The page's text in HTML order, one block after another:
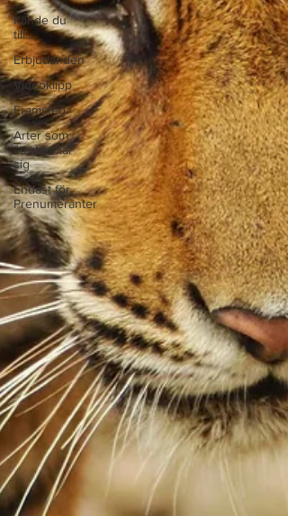
Kände du
till....
Erbjudanden
Videoklipp
Framsteg
Arter som
återhämtar
sig
Endast för
Prenumeranter